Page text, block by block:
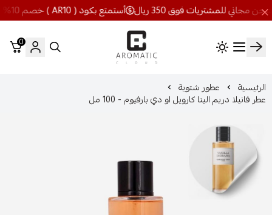
أستمتع بكود ( AR10 ) خصم 10% شحن مجاني للمشتريات فوق 350 ريال
اروماتيك كلاود
0
الرئيسية عطور شتوية
عطر فانيلا دريم الينا كارويل او دي بارفيوم - 100 مل